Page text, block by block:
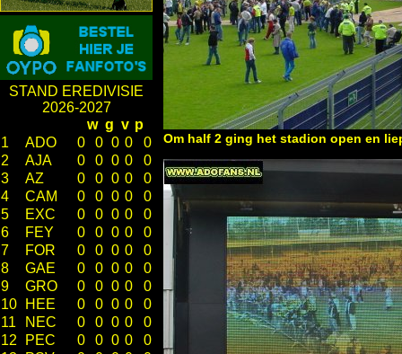
STAND EREDIVISIE
2026-2027
w g v p
1
ADO 0 0 0 0
0
2
AJA 0 0 0 0
0
3
AZ 0 0 0 0
0
4
CAM 0 0 0 0
0
5
EXC 0 0 0 0
0
6
FEY 0 0 0 0
0
7
FOR 0 0 0 0
0
8
GAE 0 0 0 0
0
9
GRO 0 0 0 0
0
10
HEE 0 0 0 0
0
11
NEC 0 0 0 0
0
12
PEC 0 0 0 0
0
Om half 2 ging het stadion open en